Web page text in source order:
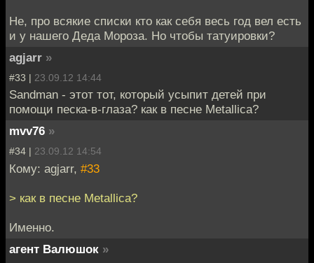
Не, про всякие списки кто как себя весь год вел есть
и у нашего Деда Мороза. Но чтобы татуировки?
agjarr »
#33 | 23.09.12 14:44
Sandman - этот тот, который усыпит детей при
помощи песка-в-глаза? как в песне Metallica?
mvv76 »
#34 | 23.09.12 14:54
Кому: agjarr, #33
> как в песне Metallica?
Именно.
агент Валюшок »